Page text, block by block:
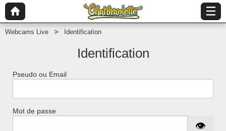
Webcams Live Identification
Identification
Pseudo ou Email
Mot de passe